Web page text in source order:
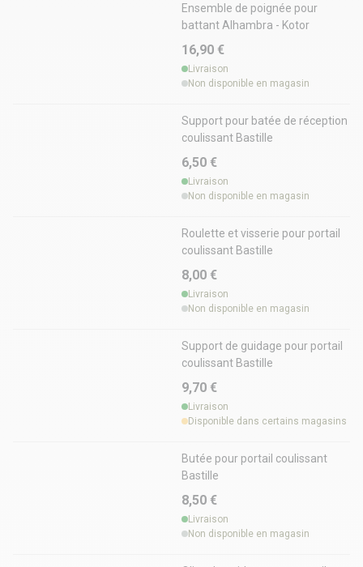
Ensemble de poignée pour
battant Alhambra - Kotor
16,90 €
Livraison
Non disponible en magasin
Support pour batée de réception
coulissant Bastille
6,50 €
Livraison
Non disponible en magasin
Roulette et visserie pour portail
coulissant Bastille
8,00 €
Livraison
Non disponible en magasin
Support de guidage pour portail
coulissant Bastille
9,70 €
Livraison
Disponible dans certains magasins
Butée pour portail coulissant
Bastille
8,50 €
Livraison
Non disponible en magasin